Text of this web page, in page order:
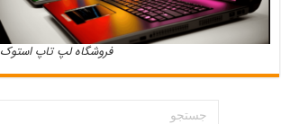
فروشگاه لپ تاپ استوک